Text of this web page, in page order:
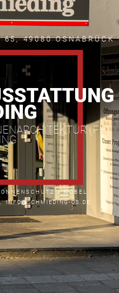
| MÖBEL
(FH)
OS.DE
65, 49080 OSNABRÜCK